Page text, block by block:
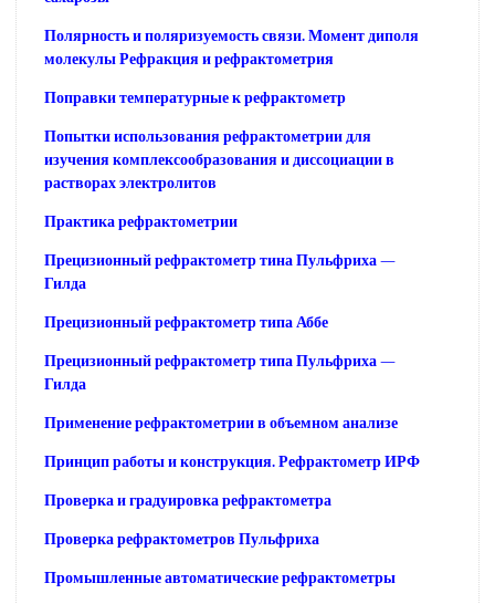
Полярность и поляризуемость связи. Момент диполя
молекулы Рефракция и рефрактометрия
Поправки температурные к рефрактометр
Попытки использования рефрактометрии для
изучения комплексообразования и диссоциации в
растворах электролитов
Практика рефрактометрии
Прецизионный рефрактометр тина Пульфриха —
Гилда
Прецизионный рефрактометр типа Аббе
Прецизионный рефрактометр типа Пульфриха —
Гилда
Применение рефрактометрии в объемном анализе
Принцип работы и конструкция. Рефрактометр ИРФ
Проверка и градуировка рефрактометра
Проверка рефрактометров Пульфриха
Промышленные автоматические рефрактометры